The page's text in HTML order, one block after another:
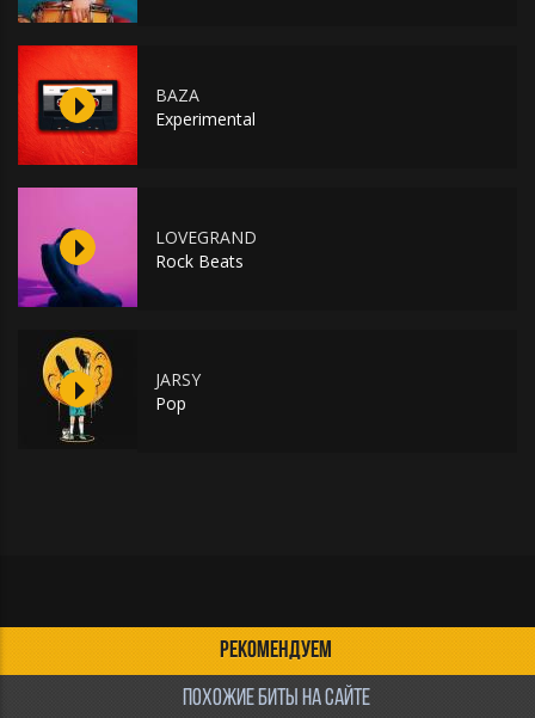
BAZA
Experimental
LOVEGRAND
Rock Beats
JARSY
Pop
РЕКОМЕНДУЕМ
ПОХОЖИЕ БИТЫ НА САЙТЕ